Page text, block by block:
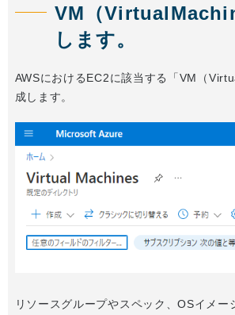
VM（
します。
AWSにおけるEC2に該当する「VM（
成します。
リソースグループやスペック、OSイメー